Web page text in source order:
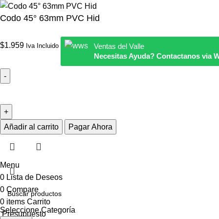
Codo 45° 63mm PVC Hid
$1.959 Iva Incluido
Ventas del Valle
Necesitas Ayuda? Contactanos via
Añadir al carrito Pagar Ahora
Seleccione Categoría
Menu
0 Lista de Deseos
0 Compare
0 items Carrito
Presupuesto